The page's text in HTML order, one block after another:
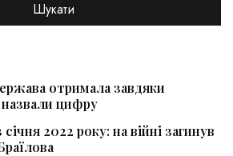
отримала завдяки
назвали цифру
2022 року: на війні загинув